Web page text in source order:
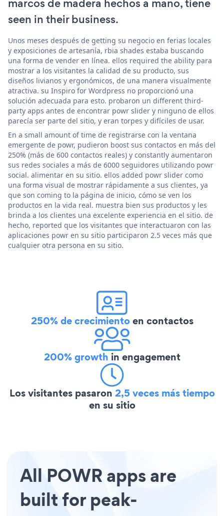
marcos de madera hechos a mano, tiene
seen in their business.
Unos meses después de getting su negocio en ferias locales
y exposiciones de artesanía, rbia shades estaba buscando
una forma de vender en línea. ellos required the ability para
mostrar a los visitantes la calidad de su producto, sus
diseños livianos y ergonómicos, de una manera visualmente
atractiva. su Inspiro for Wordpress no proporcionó una
solución adecuada para esto. probaron un different third-
party apps antes de encontrar powr slider y ninguno de ellos
parecía ser parte del sitio, y eran torpes y difíciles de usar.
En a small amount of time de registrarse con la ventana
emergente de powr, pudieron boost sus contactos en más del
250% (más de 600 contactos reales) y constantly aumentaron
sus redes sociales a más de 6000 seguidores utilizando powr
social. alimentar en su sitio. ellos added powr slider como
una forma visual de mostrar rápidamente a sus clientes, ya
que son coming to la página de inicio, cómo se ven los
productos en la vida real. muestra bien sus productos y les
brinda a los clientes una excelente experiencia en el sitio. de
hecho, reported que los visitantes que interactuaron con las
aplicaciones powr en su sitio participaron 2.5 veces más que
cualquier otra persona en su sitio.
250% de crecimientoen contactos
200% growth in engagement
Los visitantes pasaron 2,5 veces más tiempo
en su sitio
All POWR apps are
built for peak-